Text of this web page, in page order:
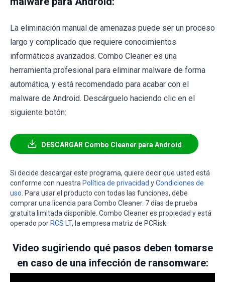
La eliminación manual de amenazas puede ser un proceso
largo y complicado que requiere conocimientos
informáticos avanzados. Combo Cleaner es una
herramienta profesional para eliminar malware de forma
automática, y está recomendado para acabar con el
malware de Android. Descárguelo haciendo clic en el
siguiente botón:
DESCARGAR Combo Cleaner para Android
Si decide descargar este programa, quiere decir que usted está
conforme con nuestra Política de privacidad yCondiciones de
uso. Para usar el producto con todas las funciones, debe
comprar una licencia para Combo Cleaner. 7 días de prueba
gratuita limitada disponible. Combo Cleaner es propiedad y está
operado por RCS LT, la empresa matriz de PCRisk.
Video sugiriendo qué pasos deben tomarse
en caso de una infección de ransomware: